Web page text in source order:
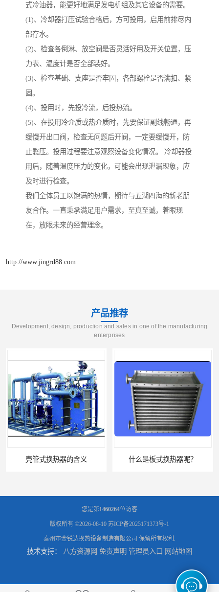
式冷油器，能更好地满足发电机组及其它设备的需要。
(1)、冷却器打压试验合格后，方可投用，启用前排尽内
部存水。
(2)、检查各倒淋、放空阀是否灵活好用及开关位置，压
力表、温度计是否全部装好。
(3)、检查基础、支座是否牢固，各部螺栓是否满扣、紧
固。
(4)、投用时，先投冷流，后投热流。
(5)、在投用冷介质或热介质时，先要保证副线畅通，再
缓慢开出口阀，检查无问题后开阀，一定要缓慢开，防
止憋压。投用过程要注意观察设备变化情况。 冷却器投
用后，随着温度压力的变化，可能会出现泄漏现象，应
及时进行检查。
我们全体员工以饱满的热情，期待与五湖四海的新老朋
友合作。一直秉承满足用户需求，至真至诚，着眼现
在，放眼未来的经营理念。
http://www.jingrd88.com
产品推荐
Development, design, production and sales in one of the manufacturing
enterprises
壳管式换热器的含义 什么是板式换热器呢？
板式油冷却器 润滑油冷却换热装置 设计定制 引风机冷却器供应商 GLL型冷却器支持定制
您是第1460264位访客
版权所有 ©2026-08-10 苏ICP备2025171373号-1
泰州市金锐达换热设备制造有限公司 保留所有权利.
技术支持： 八方资源网 免责声明 管理员入口 网站地图